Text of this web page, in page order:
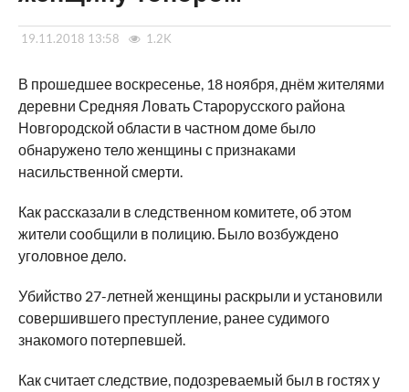
19.11.2018 13:58 1.2K
В прошедшее воскресенье, 18 ноября, днём жителями
деревни Средняя Ловать Старорусского района
Новгородской области в частном доме было
обнаружено тело женщины с признаками
насильственной смерти.
Как рассказали в следственном комитете, об этом
жители сообщили в полицию. Было возбуждено
уголовное дело.
Убийство 27-летней женщины раскрыли и установили
совершившего преступление, ранее судимого
знакомого потерпевшей.
Как считает следствие, подозреваемый был в гостях у